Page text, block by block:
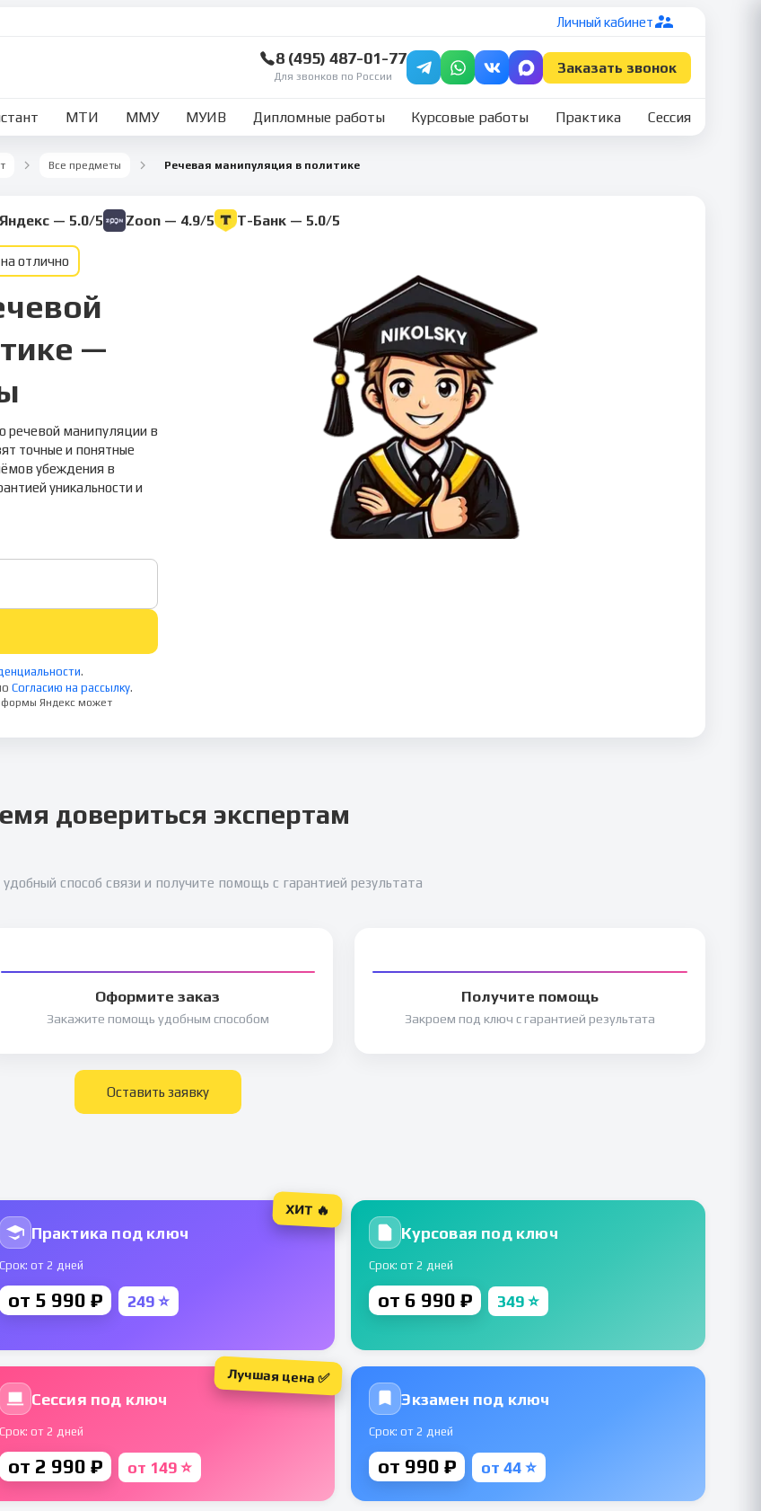
Личный кабинет
8 (495) 487-01-77
Для звонков по России
Заказать звонок
МТИ ММУ МУИВ Дипломные работы Курсовые работы Практика Сессия
Все предметы Речевая манипуляция в политике
Яндекс — 5.0/5 Zoon — 4.9/5 Т-Банк — 5.0/5
отлично
—
речевой манипуляции в
точные и понятные
убеждения в
уникальности и
.
Согласию на рассылку.
формы Яндекс может
довериться экспертам
способ связи и получите помощь с гарантией результата
Оформите заказ
Закажите помощь удобным способом
Получите помощь
Закроем под ключ с гарантией результата
Оставить заявку
Практика под ключ
Срок: от 2 дней
от 5 990 ₽ 249 ⭐
ХИТ 🔥
Курсовая под ключ
Срок: от 2 дней
от 6 990 ₽ 349 ⭐
Сессия под ключ
Срок: от 2 дней
от 2 990 ₽ от 149 ⭐
Лучшая цена ✅
Экзамен под ключ
Срок: от 2 дней
от 990 ₽ от 44 ⭐